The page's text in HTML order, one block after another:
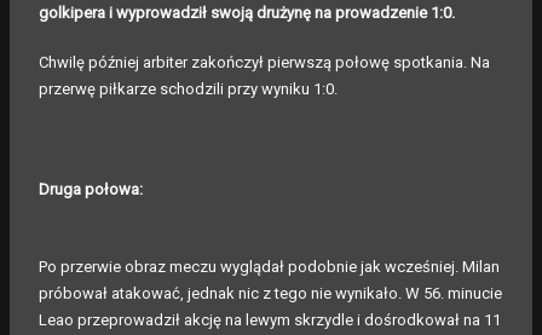
golkipera i wyprowadził swoją drużynę na prowadzenie 1:0.
Chwilę później arbiter zakończył pierwszą połowę spotkania. Na
przerwę piłkarze schodzili przy wyniku 1:0.
Druga połowa:
Po przerwie obraz meczu wyglądał podobnie jak wcześniej. Milan
próbował atakować, jednak nic z tego nie wynikało. W 56. minucie
Leao przeprowadził akcję na lewym skrzydle i dośrodkował na 11